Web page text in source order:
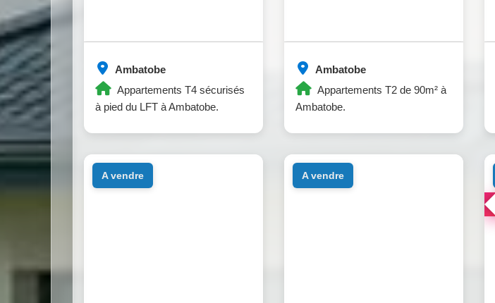
Ambatobe
Appartements T4 sécurisés
à pied du LFT à Ambatobe.
Ambatobe
Appartements T2 de 90m² à
Ambatobe.
a vendre a vendre